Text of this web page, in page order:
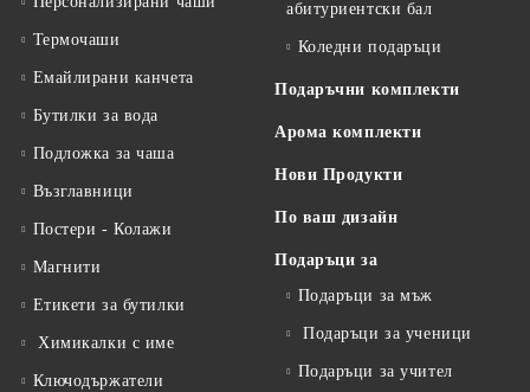
Термочаши
Емайлирани канчета
Бутилки за вода
Подложка за чаша
Възглавници
Постери - Колажи
Магнити
Етикети за бутилки
Химикалки с име
Ключодържатели
абитуриентски бал
Коледни подаръци
Подаръчни комплекти
Арома комплекти
Нови Продукти
По ваш дизайн
Подаръци за
Подаръци за мъж
Подаръци за ученици
Подаръци за учител